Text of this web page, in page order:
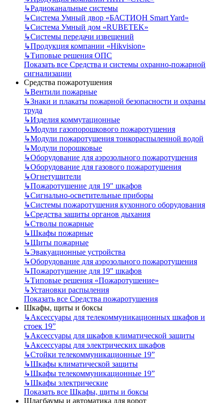
↳Радиоканальные системы
↳Система Умный двор «БАСТИОН Smart Yard»
↳Система Умный дом «RUBETEK»
↳Системы передачи извещений
↳Продукция компании «Hikvision»
↳Типовые решения ОПС
Показать все Средства и системы охранно-пожарной
сигнализации
Средства пожаротушения
↳Вентили пожарные
↳Знаки и плакаты пожарной безопасности и охраны
труда
↳Изделия коммутационные
↳Модули газопорошкового пожаротушения
↳Модули пожаротушения тонкораспыленной водой
↳Модули порошковые
↳Оборудование для аэрозольного пожаротушения
↳Оборудование для газового пожаротушения
↳Огнетушители
↳Пожаротушение для 19" шкафов
↳Сигнально-осветительные приборы
↳Системы пожаротушения кухонного оборудования
↳Средства защиты органов дыхания
↳Стволы пожарные
↳Шкафы пожарные
↳Щиты пожарные
↳Эвакуационные устройства
↳Оборудование для аэрозольного пожаротушения
↳Пожаротушение для 19" шкафов
↳Типовые решения «Пожаротушение»
↳Установки распыления
Показать все Средства пожаротушения
Шкафы, щиты и боксы
↳Аксессуары для телекоммуникационных шкафов и
стоек 19”
↳Аксессуары для шкафов климатической защиты
↳Аксессуары для электрических шкафов
↳Стойки телекоммуникационные 19”
↳Шкафы климатической защиты
↳Шкафы телекоммуникационные 19”
↳Шкафы электрические
Показать все Шкафы, щиты и боксы
Шлагбаумы и автоматика для ворот